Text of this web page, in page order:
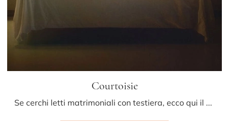
Courtoisie
Se cerchi letti matrimoniali con testiera, ecco qui il modello Courtoisie in tessuto per valorizzare la zona notte.